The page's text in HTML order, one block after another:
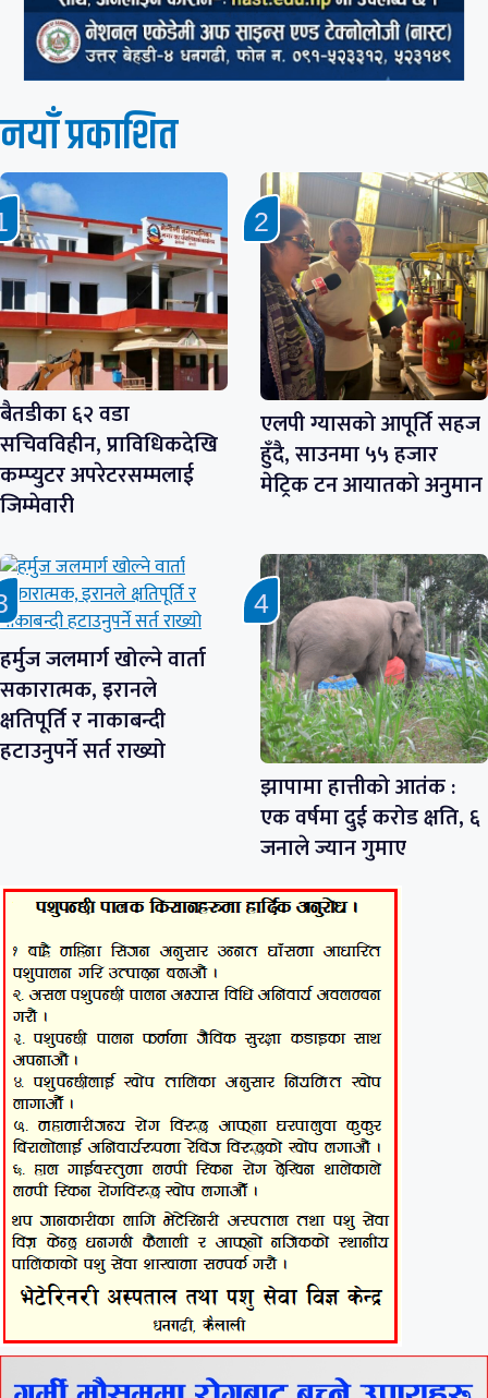
नयाँ प्रकाशित
बैतडीका ६२ वडा
सचिवविहीन, प्राविधिकदेखि
कम्प्युटर अपरेटरसम्मलाई
जिम्मेवारी
एलपी ग्यासको आपूर्ति सहज
हुँदै, साउनमा ५५ हजार
मेट्रिक टन आयातको अनुमान
हर्मुज जलमार्ग खोल्ने वार्ता
सकारात्मक, इरानले
क्षतिपूर्ति र नाकाबन्दी
हटाउनुपर्ने सर्त राख्यो
झापामा हात्तीको आतंक :
एक वर्षमा दुई करोड क्षति, ६
जनाले ज्यान गुमाए